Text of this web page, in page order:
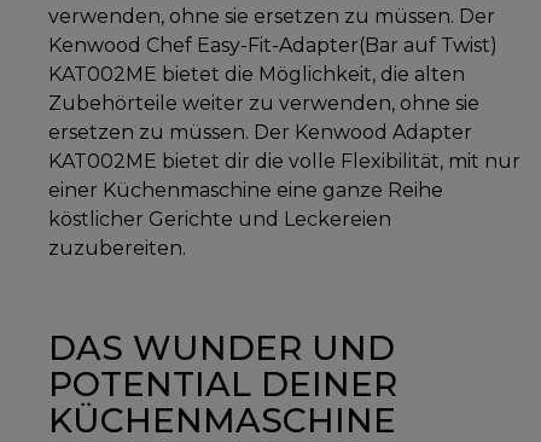
verwenden, ohne sie ersetzen zu müssen. Der
Kenwood Chef Easy-Fit-Adapter(Bar auf Twist)
KAT002ME bietet die Möglichkeit, die alten
Zubehörteile weiter zu verwenden, ohne sie
ersetzen zu müssen. Der Kenwood Adapter
KAT002ME bietet dir die volle Flexibilität, mit nur
einer Küchenmaschine eine ganze Reihe
köstlicher Gerichte und Leckereien
zuzubereiten.
DAS WUNDER UND
POTENTIAL DEINER
KÜCHENMASCHINE